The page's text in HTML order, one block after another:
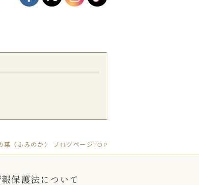
（ふみのか） ブログページTOP
保護法について